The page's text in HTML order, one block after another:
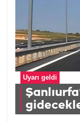
Uyarı geldi